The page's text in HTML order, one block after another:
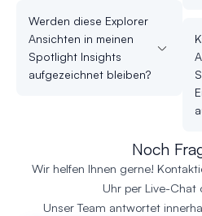
Werden diese Explorer
Ansichten in meinen
Spotlight Insights
aufgezeichnet bleiben?
Noch
Wir helfen Ihnen gerne!
Uhr per Live-Chat
Unser Team antwortet